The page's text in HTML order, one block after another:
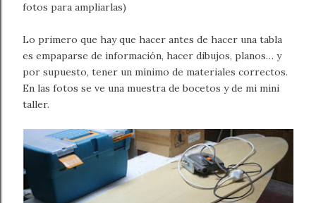
fotos para ampliarlas)
Lo primero que hay que hacer antes de hacer una tabla
es empaparse de información, hacer dibujos, planos… y
por supuesto, tener un mínimo de materiales correctos.
En las fotos se ve una muestra de bocetos y de mi mini
taller.